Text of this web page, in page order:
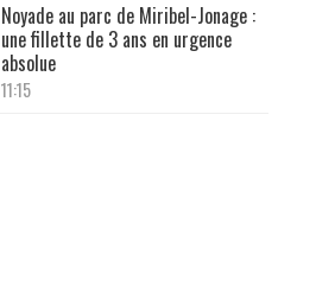
Noyade au parc de Miribel-Jonage :
une fillette de 3 ans en urgence
absolue
11:15